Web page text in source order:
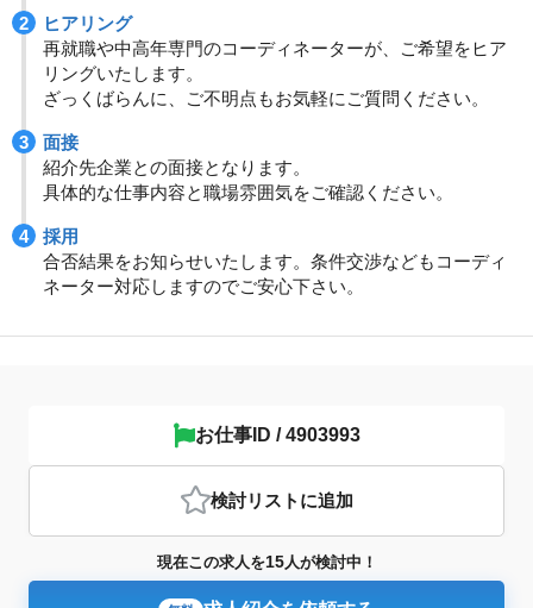
ヒアリング
再就職や中高年専門のコーディネーターが、ご希望をヒア
リングいたします。
ざっくばらんに、ご不明点もお気軽にご質問ください。
面接
紹介先企業との面接となります。
具体的な仕事内容と職場雰囲気をご確認ください。
採用
合否結果をお知らせいたします。条件交渉などもコーディ
ネーター対応しますのでご安心下さい。
お仕事ID / 4903993
検討リスト に追加
現在この求人を15人が検討中！